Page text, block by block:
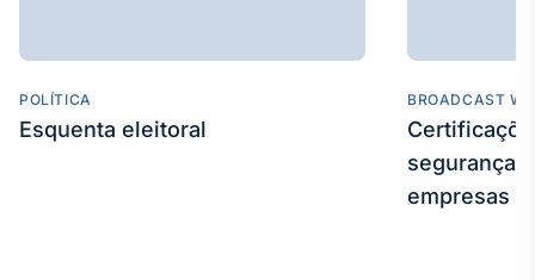
POLÍTICA
Esquenta eleitoral
BROADCAST
segurança
empresas